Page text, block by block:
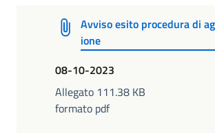
Avviso esito procedura di
ione
08-10-2023
Allegato 111.38 KB
formato pdf